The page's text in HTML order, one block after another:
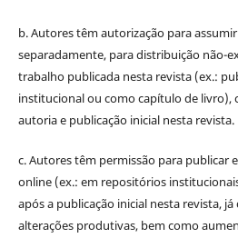
b. Autores têm autorização para
separadamente, para distribuição não-
trabalho publicada nesta revista (ex.:
institucional ou como capítulo de livro),
autoria e publicação inicial nesta revista.
c. Autores têm permissão para publicar
online (ex.: em repositórios
após a publicação inicial nesta revista,
alterações produtivas, bem como